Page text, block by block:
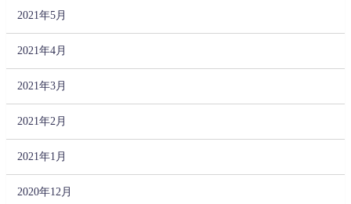
2021年5月
2021年4月
2021年3月
2021年2月
2021年1月
2020年12月